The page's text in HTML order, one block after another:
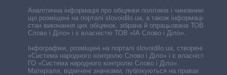
Аналітична інформація про обіцянки політиків і чиновників,
що розміщені на порталі slovoidilo.ua, а також інформація про
стан виконання цих обіцянок, зібрана й опрацьована ТОВ «ІА
Слово і Діло» і є власністю ТОВ «ІА Слово і Діло».
Інфографіки, розміщені на порталі slovoidilo.ua, створені ГО
«Система народного контролю Слово і Діло» і є власністю
ГО «Система народного контролю Слово і Діло».
Матеріали, відмічені значками, публікуються на правах